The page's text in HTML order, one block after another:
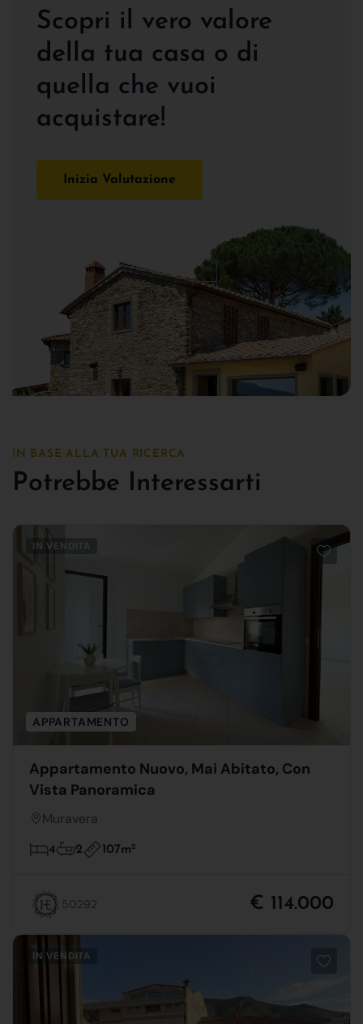
Scopri il vero valore
della tua casa o di
quella che vuoi
acquistare!
Inizia Valutazione
IN BASE ALLA TUA RICERCA
Potrebbe Interessarti
IN VENDITA
APPARTAMENTO
Appartamento Nuovo, Mai Abitato, Con
Vista Panoramica
Muravera
4 2 107m2
50292 € 114.000
IN VENDITA